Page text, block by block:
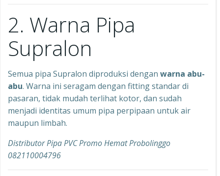
2. Warna Pipa
Supralon
Semua pipa Supralon diproduksi dengan warna abu-
abu. Warna ini seragam dengan fitting standar di
pasaran, tidak mudah terlihat kotor, dan sudah
menjadi identitas umum pipa perpipaan untuk air
maupun limbah.
Distributor Pipa PVC Promo Hemat Probolinggo
082110004796